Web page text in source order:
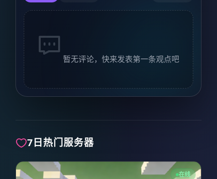
暂无评论，快来发表第一条观点吧
7日热门服务器
在线